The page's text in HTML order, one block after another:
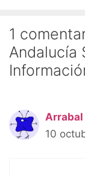
1
Andalucía
Arrabal
10